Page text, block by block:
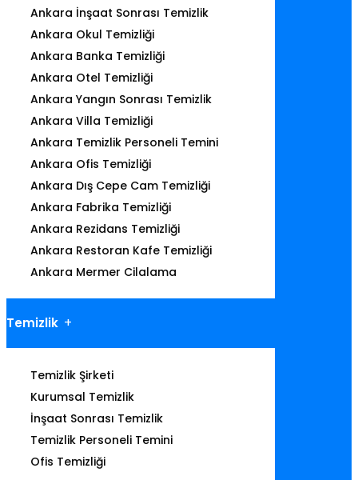
Ankara İnşaat Sonrası Temizlik
Ankara Okul Temizliği
Ankara Banka Temizliği
Ankara Otel Temizliği
Ankara Yangın Sonrası Temizlik
Ankara Villa Temizliği
Ankara Temizlik Personeli Temini
Ankara Ofis Temizliği
Ankara Dış Cepe Cam Temizliği
Ankara Fabrika Temizliği
Ankara Rezidans Temizliği
Ankara Restoran Kafe Temizliği
Ankara Mermer Cilalama
Temizlik
Temizlik Şirketi
Kurumsal Temizlik
İnşaat Sonrası Temizlik
Temizlik Personeli Temini
Ofis Temizliği